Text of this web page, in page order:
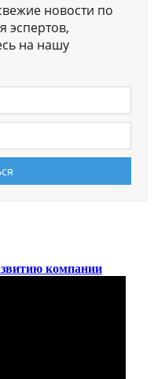
новости по
эспертов,
на нашу
компании